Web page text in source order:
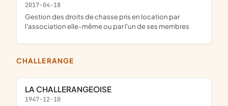
2017-04-18
gestion des droits de chasse pris en location par
l'association elle-même ou par l'un de ses membres
CHALLERANGE
LA CHALLERANGEOISE
1947-12-10